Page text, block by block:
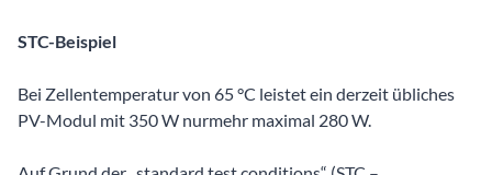
STC-Beispiel
Bei Zellentemperatur von 65 °C leistet ein derzeit übliches
PV-Modul mit 350 W nurmehr maximal 280 W.